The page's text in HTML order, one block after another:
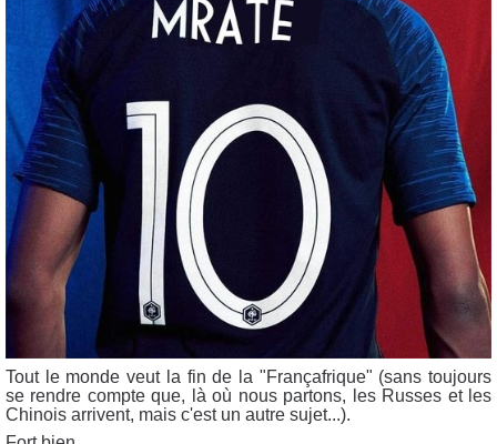
Tout le monde veut la fin de la "Françafrique" (sans toujours
se rendre compte que, là où nous partons, les Russes et les
Chinois arrivent, mais c'est un autre sujet...).